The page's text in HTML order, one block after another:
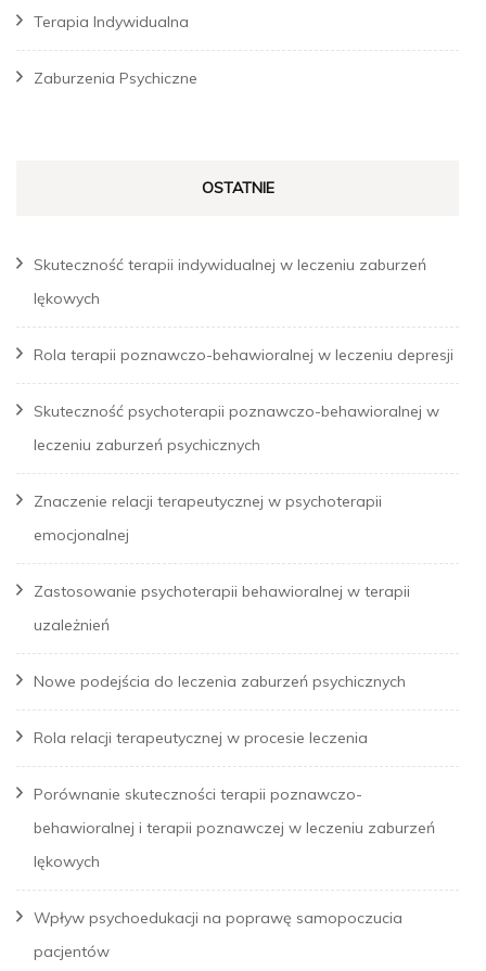
Terapia Indywidualna
Zaburzenia Psychiczne
OSTATNIE
Skuteczność terapii indywidualnej w leczeniu zaburzeń
lękowych
Rola terapii poznawczo-behawioralnej w leczeniu depresji
Skuteczność psychoterapii poznawczo-behawioralnej w
leczeniu zaburzeń psychicznych
Znaczenie relacji terapeutycznej w psychoterapii
emocjonalnej
Zastosowanie psychoterapii behawioralnej w terapii
uzależnień
Nowe podejścia do leczenia zaburzeń psychicznych
Rola relacji terapeutycznej w procesie leczenia
Porównanie skuteczności terapii poznawczo-
behawioralnej i terapii poznawczej w leczeniu zaburzeń
lękowych
Wpływ psychoedukacji na poprawę samopoczucia
pacjentów